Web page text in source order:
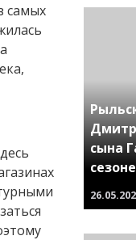
самых
сына